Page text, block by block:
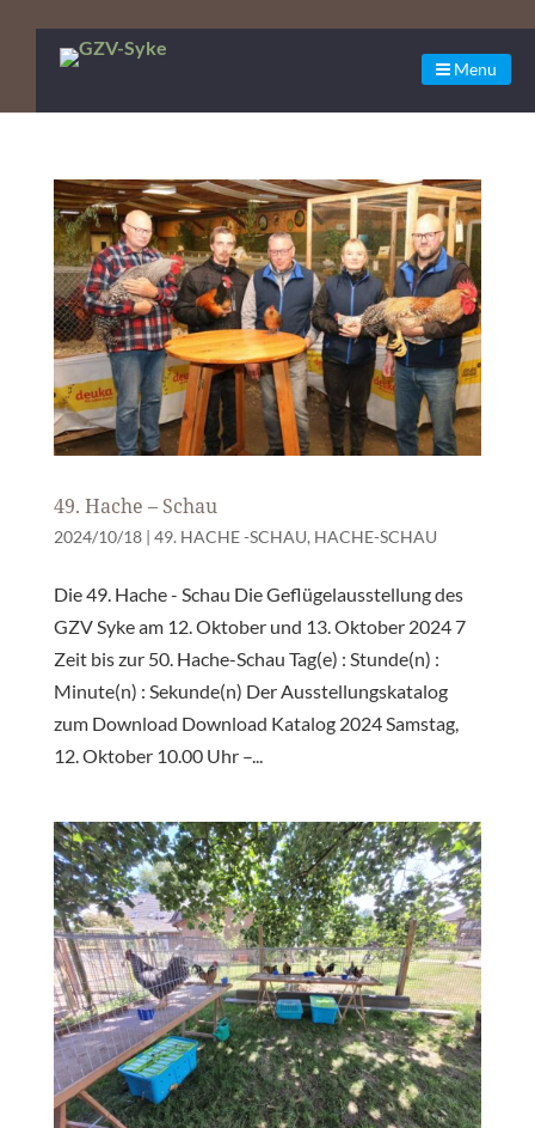
Menu
49. Hache – Schau
2024/10/18| 49. HACHE -SCHAU, HACHE-SCHAU
Die 49. Hache - Schau Die Geflügelausstellung des
GZV Syke am 12. Oktober und 13. Oktober 2024 7
Zeit bis zur 50. Hache-Schau Tag(e) : Stunde(n) :
Minute(n) : Sekunde(n) Der Ausstellungskatalog
zum Download Download Katalog 2024 Samstag,
12. Oktober 10.00 Uhr –...